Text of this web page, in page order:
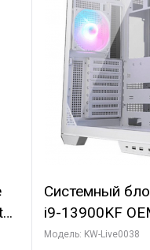
Системный
i9-13900KF
7, C24 16EC/
Модель: KW-Live0038